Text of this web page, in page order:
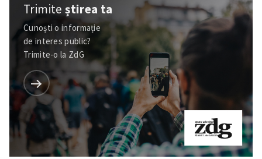
Trimiteștirea ta
Cunoști o informație
de interes public?
Trimite-o la ZdG